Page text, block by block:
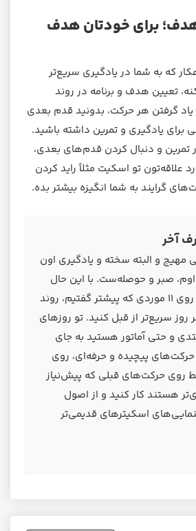
هدف؛ برای خودتان هدف
که به شما در یادگیری سریع‌تر
تعیین هدف و برنامه در روند
یاد گرفتن هر حرکت، بدونید قدم بعدی
برای یادگیری و تمرین داشته باشید.
تمرین و دنبال کردن قدم‌های بعدی،
علاقه‌تون تو اسکیت مثلاً راید کردن
گرایند به شما انگیزه بیشتر بده.
آخر
مهیج و البته سخته و یادگیری اون
صبر و حوصله‌ست. با این حال
می‌تونید با تمرکز روی ۱۱ موردی که پیشتر گفتیم، روند
روز سریع‌تر از قبل کنید. تو روزهای
و حتی آماتور هستید به جای
حرکت‌های پیچیده و حرفه‌ای، روی
روی حرکت‌های قبلی که پیش‌نیاز
هستند کار کنید و از اصول
اسکیترهای قدیمی‌تر